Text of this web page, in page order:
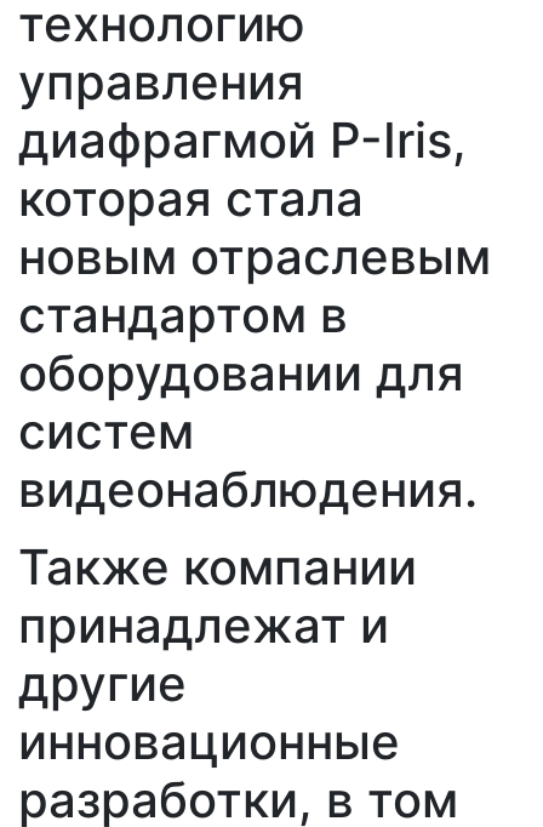
технологию
управления
диафрагмой P-Iris,
которая стала
новым отраслевым
стандартом в
оборудовании для
систем
видеонаблюдения.
Также компании
принадлежат и
другие
инновационные
разработки, в том